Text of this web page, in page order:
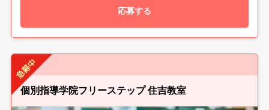
応募する
個別指導学院フリーステップ 住吉教室